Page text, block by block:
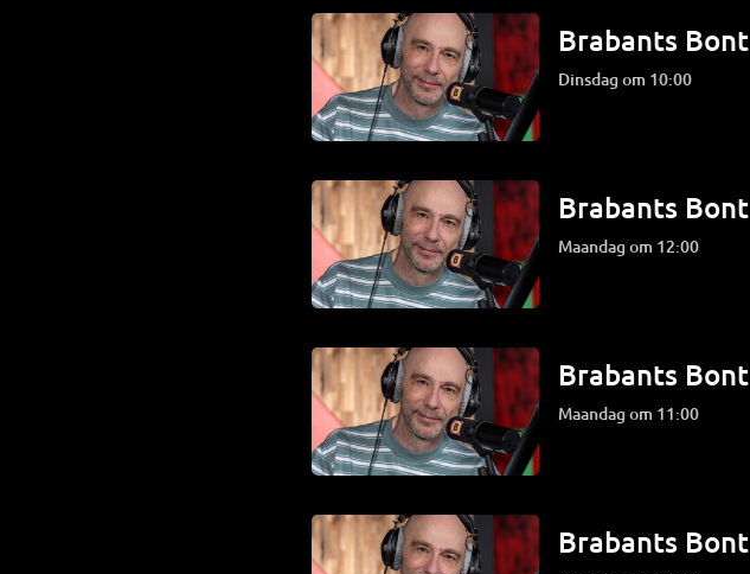
Brabants Bont
dinsdag om 10:00
Brabants Bont
maandag om 12:00
Brabants Bont
maandag om 11:00
Brabants Bont